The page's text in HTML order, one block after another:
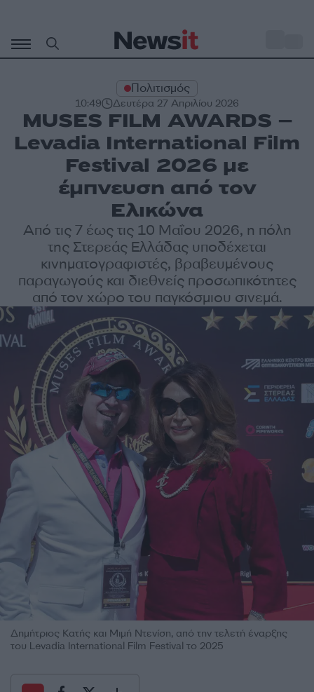
περιεχόμενο
Πολιτισμός
10:49 Δευτέρα 27 Απριλίου 2026
MUSES FILM AWARDS –
Levadia International Film
Festival 2026 με
έμπνευση από τον
Ελικώνα
Από τις 7 έως τις 10 Μαΐου 2026, η πόλη
της Στερεάς Ελλάδας υποδέχεται
κινηματογραφιστές, βραβευμένους
παραγωγούς και διεθνείς προσωπικότητες
από τον χώρο του παγκόσμιου σινεμά.
Δημήτριος Κατής και Μιμή Ντενίση, από την τελετή έναρξης
του Levadia International Film Festival το 2025